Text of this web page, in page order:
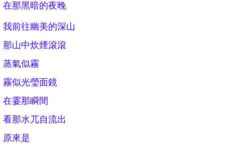
在那黑暗的夜晚
我前往幽美的深山
那山中炊煙滾滾
蒸氣似霧
霧似光瑩面鏡
在霎那瞬間
看那水兀自流出
原來是